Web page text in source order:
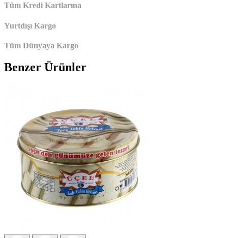
Tüm Kredi Kartlarına
Yurtdışı Kargo
Tüm Dünyaya Kargo
Benzer Ürünler